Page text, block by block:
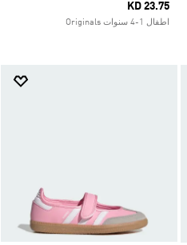
KD 23.75
اطفال 1-4 سنوات Originals